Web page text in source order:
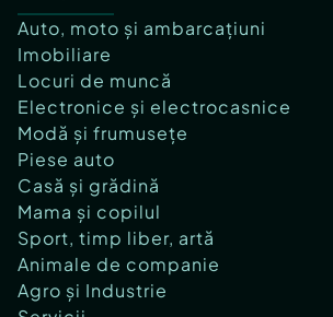
Auto, moto și ambarcațiuni
Imobiliare
Locuri de muncă
Electronice și electrocasnice
Modă și frumusețe
Piese auto
Casă și grădină
Mama și copilul
Sport, timp liber, artă
Animale de companie
Agro și Industrie